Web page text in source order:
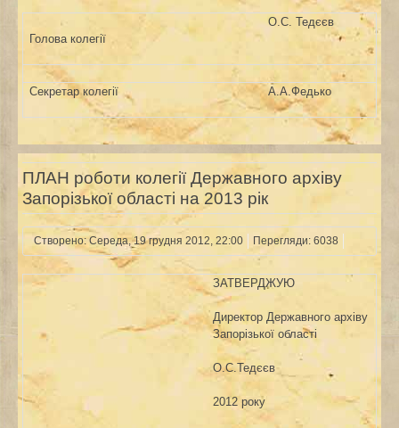
Голова колегії
О.С. Тедєєв
Секретар колегії А.А.Федько
ПЛАН роботи колегії Державного архіву
Запорізької області на 2013 рік
Створено: Середа, 19 грудня 2012, 22:00 Перегляди: 6038
ЗАТВЕРДЖУЮ
Директор Державного архіву
Запорізької області
О.С.Тедєєв
2012 року